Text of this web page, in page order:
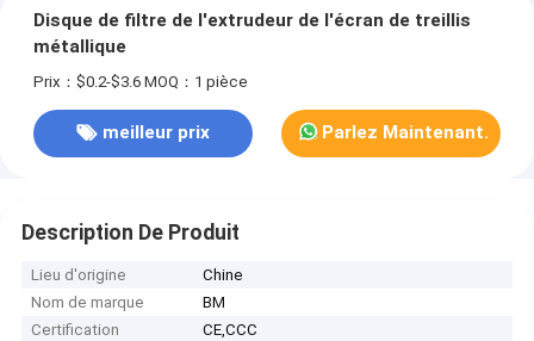
Disque de filtre de l'extrudeur de l'écran de treillis
métallique
Prix：$0.2-$3.6 MOQ：1 pièce
meilleur prix Parlez Maintenant.
Description De Produit
Lieu d'origine
Chine
Nom de marque
BM
Certification
CE,CCC